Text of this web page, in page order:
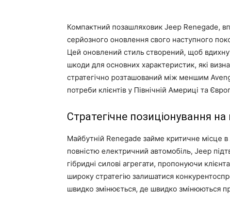
Компактний позашляховик Jeep Renegade,
серйозного оновлення свого наступного
Цей оновлений стиль створений, щоб
шкоди для основних характеристик, які
стратегічно розташований між меншим
потреби клієнтів у Північній Америці та
Стратегічне позиціонування
Майбутній Renegade займе критичне місце
повністю електричний автомобіль, Jeep
гібридні силові агрегати, пропонуючи
широку стратегію залишатися
швидко змінюється, де швидко змінюються